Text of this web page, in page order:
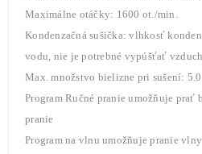
Maximálne otáčky: 1600 ot./min.
Kondenzačná sušička: vlhkosť
vodu, nie je potrebné vypúšťať
Max. množstvo bielizne pri sušení:
Program Ručné pranie umožňuje prať
pranie
Program na vlnu umožňuje pranie